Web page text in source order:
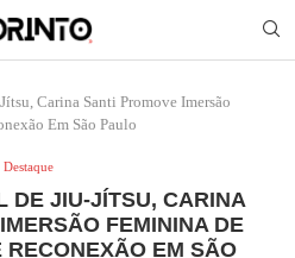
Carina Santi Promove Imersão
Em São Paulo
Destaque
DE JIU-JÍTSU, CARINA
FEMININA DE
RECONEXÃO EM SÃO